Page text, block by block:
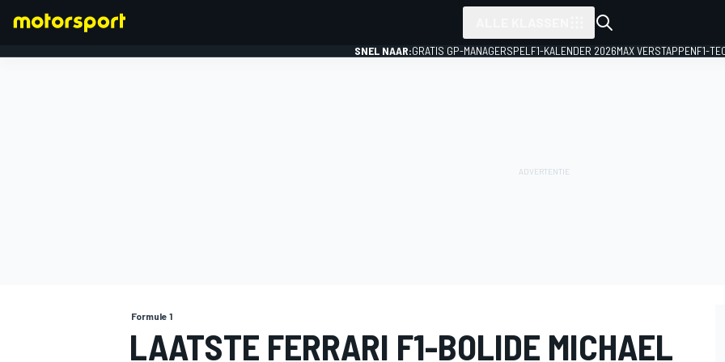
SNEL NAAR:GRATIS GP-MANAGERSPEL F1-KALENDER 2026MAX VERSTAPPENF1-
Formule 1
LAATSTE FERRARI F1-BOLIDE MICHAEL